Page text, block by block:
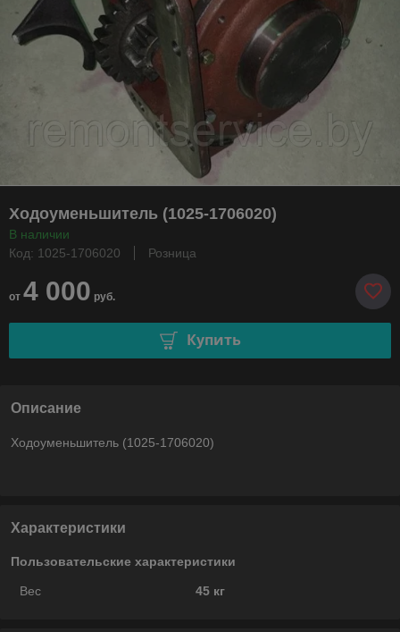
Ходоуменьшитель (1025-1706020)
В наличии
Код: 1025-1706020
Розница
от 4 000 руб.
Купить
Описание
Ходоуменьшитель (1025-1706020)
Характеристики
Пользовательские характеристики
Вес 45 кг